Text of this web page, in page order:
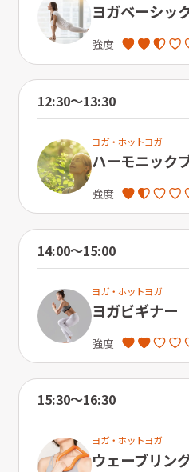
ヨガベーシッ
強度
12:30〜13:30
ヨガ・ホットヨガ
ハーモニック
強度
14:00〜15:00
ヨガ・ホットヨガ
ヨガビギナー
強度
15:30〜16:30
ヨガ・ホットヨガ
ウェーブリン